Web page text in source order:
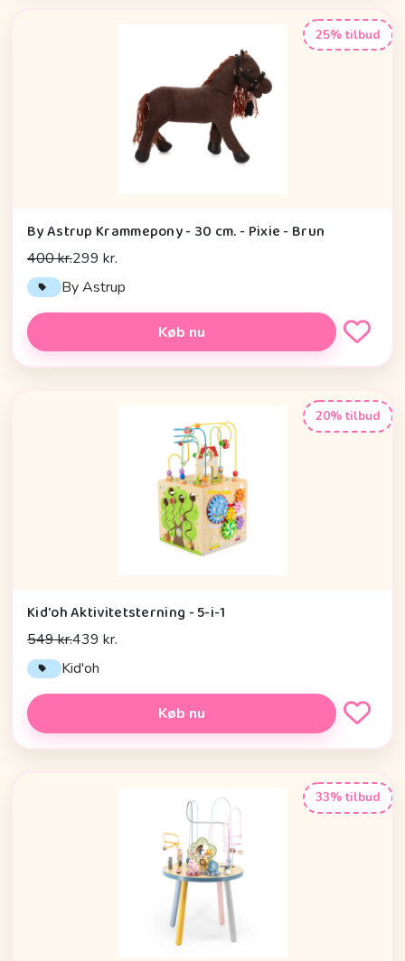
25% tilbud
By Astrup Krammepony - 30 cm. - Pixie - Brun
400 kr.299 kr.
By Astrup
Køb nu
20% tilbud
Kid'oh Aktivitetsterning - 5-i-1
549 kr.439 kr.
Kid'oh
Køb nu
33% tilbud